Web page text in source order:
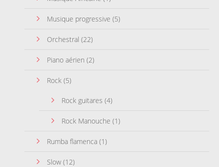
Musique progressive (5)
Orchestral (22)
Piano aérien (2)
Rock (5)
Rock guitares (4)
Rock Manouche (1)
Rumba flamenca (1)
Slow (12)